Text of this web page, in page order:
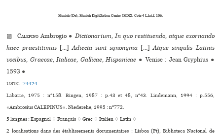
Munich (De), Munich DigitiZation Center (MDZ). Cote 4 L.lat.f. 106.
▨Calepino Ambrogio ● Dictionarium, In quo restituendo, atque exornando
haec praestitimus[...]Adiecta sunt synonyma [...]Atque singulis Latinis
vocibus, Graecae, Italicae, Gallicae, Hispanicae ● Venise : Jean Gryphius ●
1593 ●
USTC :74424.
Labarre, 1975 : n°158. Bingen, 1987 : p.43 et 48, n°43. Lindemann, 1994 : p.556,
«Ambrosius CALEPINUS». Niederehe, 1995 : n°772.
5 langues :Espagnol ♢Français ♢Grec ♢Italien ♢Latin ♢
2 localisations dans des établissements documentaires : Lisboa (Pt), Biblioteca Nacional de